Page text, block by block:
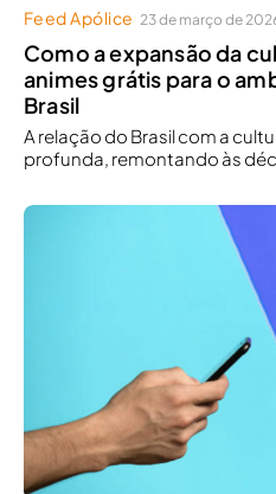
Feed Apólice 23 de março de
Como a expansão da
animes grátis para o
Brasil
A relação do Brasil com a
profunda, remontando às